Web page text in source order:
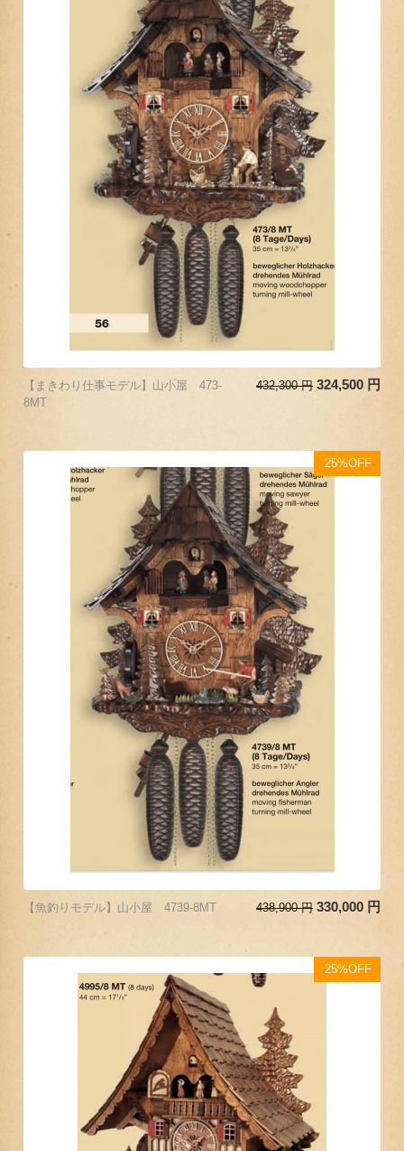
【まきわり仕事モデル】山小屋 473-
8MT
432,300 円 324,500 円
25%OFF
【魚釣りモデル】山小屋 4739-8MT 438,900 円 330,000 円
25%OFF